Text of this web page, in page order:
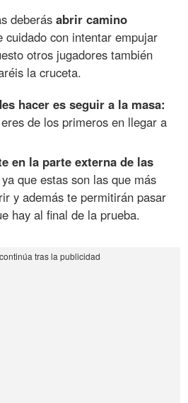
deberásabrir camino
cuidado con intentar empujar
otros jugadores también
la cruceta.
hacer es seguir a la masa:
de los primeros en llegar a
en la parte externa de las
ya que estas son las que más
y además te permitirán pasar
hay al final de la prueba.